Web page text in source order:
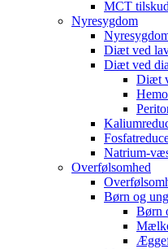
MCT tilskud
Nyresygdom
Diæt ved
Diæt ved
Diæt
Natrium-
Overfølsomhed
Børn og
Børn